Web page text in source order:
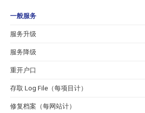
一般服务
服务升级
服务降级
重开户口
存取 Log File（每项目计）
修复档案（每网站计）